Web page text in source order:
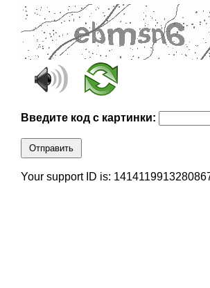
Введите код с картинки:
Отправить
Your support ID is: